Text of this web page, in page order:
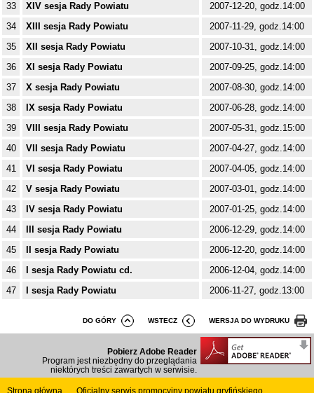
33
XIV sesja Rady Powiatu
2007-12-20, godz.14:00
34
XIII sesja Rady Powiatu
2007-11-29, godz.14:00
35
XII sesja Rady Powiatu
2007-10-31, godz.14:00
36
XI sesja Rady Powiatu
2007-09-25, godz.14:00
37
X sesja Rady Powiatu
2007-08-30, godz.14:00
38
IX sesja Rady Powiatu
2007-06-28, godz.14:00
39
VIII sesja Rady Powiatu
2007-05-31, godz.15:00
40
VII sesja Rady Powiatu
2007-04-27, godz.14:00
41
VI sesja Rady Powiatu
2007-04-05, godz.14:00
42
V sesja Rady Powiatu
2007-03-01, godz.14:00
43
IV sesja Rady Powiatu
2007-01-25, godz.14:00
44
III sesja Rady Powiatu
2006-12-29, godz.14:00
45
II sesja Rady Powiatu
2006-12-20, godz.14:00
46
I sesja Rady Powiatu cd.
2006-12-04, godz.14:00
47
I sesja Rady Powiatu 2006-11-27, godz.13:00
DO GÓRY WSTECZ WERSJA DO WYDRUKU
Pobierz Adobe Reader
Program jest niezbędny do przeglądania
niektórych treści zawartych w serwisie.
Strona główna Oficjalny serwis promocyjny powiatu gryfińskiego